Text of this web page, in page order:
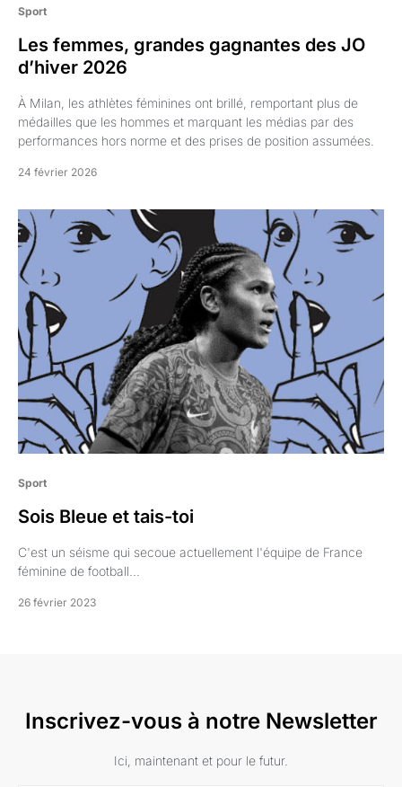
Sport
Les femmes, grandes gagnantes des JO
d’hiver 2026
À Milan, les athlètes féminines ont brillé, remportant plus de
médailles que les hommes et marquant les médias par des
performances hors norme et des prises de position assumées.
24 février 2026
Sport
Sois Bleue et tais-toi
C'est un séisme qui secoue actuellement l'équipe de France
féminine de football...
26 février 2023
Inscrivez-vous à notre Newsletter
Ici, maintenant et pour le futur.